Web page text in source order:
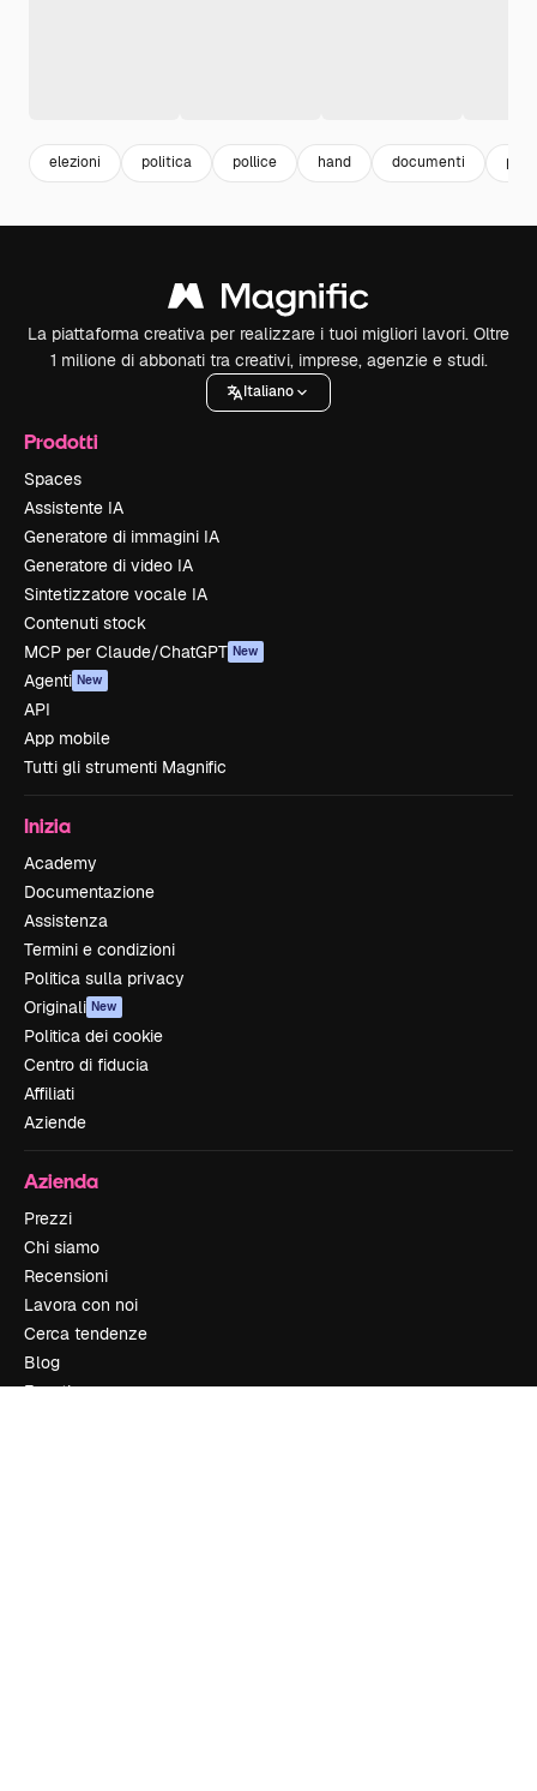
elezioni politica pollice hand documenti
La piattaforma creativa per realizzare i tuoi migliori lavori. Oltre
1 milione di abbonati tra creativi, imprese, agenzie e studi.
Italiano
Prodotti
Spaces
Assistente IA
Generatore di immagini IA
Generatore di video IA
Sintetizzatore vocale IA
Contenuti stock
MCP per Claude/ChatGPT New
Agenti New
API
App mobile
Tutti gli strumenti Magnific
Inizia
Academy
Documentazione
Assistenza
Termini e condizioni
Politica sulla privacy
Originali New
Politica dei cookie
Centro di fiducia
Affiliati
Aziende
Azienda
Prezzi
Chi siamo
Recensioni
Lavora con noi
Cerca tendenze
Blog
Eventi